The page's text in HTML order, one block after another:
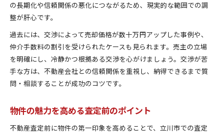
の長期化や信頼関係の悪化につながるため、現実的な範囲での調
整が肝心です。
過去には、交渉によって売却価格が数十万円アップした事例や、
仲介手数料の割引を受けられたケースも見られます。売主の立場
を明確にし、冷静かつ根拠ある交渉を心がけましょう。交渉が苦
手な方は、不動産会社との信頼関係を重視し、納得できるまで質
問・相談することが成功のコツです。
物件の魅力を高める査定前のポイント
不動産査定前に物件の第一印象を高めることで、立川市での査定